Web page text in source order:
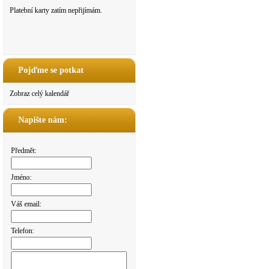
Platební karty zatím nepřijímám.
Pojďme se potkat
Zobraz celý kalendář
Napište nám:
Předmět:
Jméno:
Váš email:
Telefon: